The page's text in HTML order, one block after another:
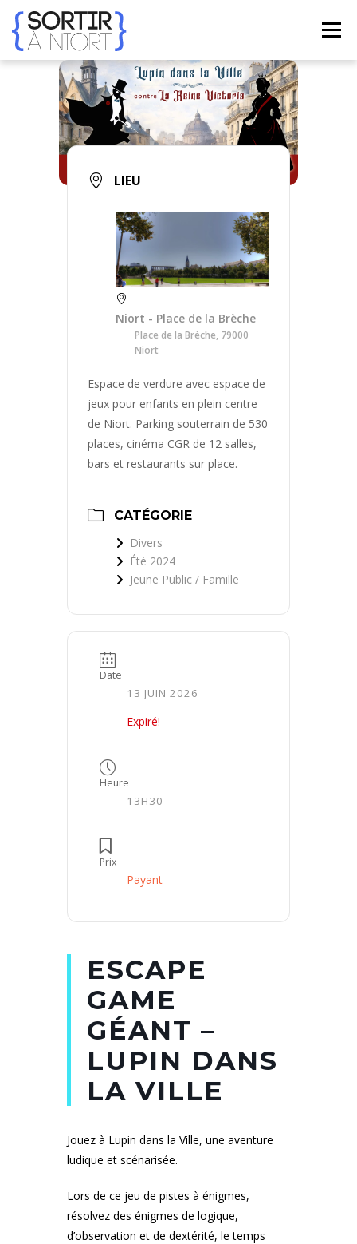
contenu
Menu
ACCUEIL AGENDA ☀ ÉTÉ 2026 ☀ LIEUX
BONS PLANS CONTACT
LIEU
Niort - Place de la Brèche
Place de la Brèche, 79000
Niort
Espace de verdure avec espace de
jeux pour enfants en plein centre
de Niort. Parking souterrain de 530
places, cinéma CGR de 12 salles,
bars et restaurants sur place.
CATÉGORIE
Divers
Été 2024
Jeune Public / Famille
Date
13 JUIN 2026
Expiré!
Heure
13H30
Prix
Payant
ESCAPE
GAME
GÉANT –
LUPIN DANS
LA VILLE
Jouez à Lupin dans la Ville, une aventure
ludique et scénarisée.
Lors de ce jeu de pistes à énigmes,
résolvez des énigmes de logique,
d’observation et de dextérité, le temps